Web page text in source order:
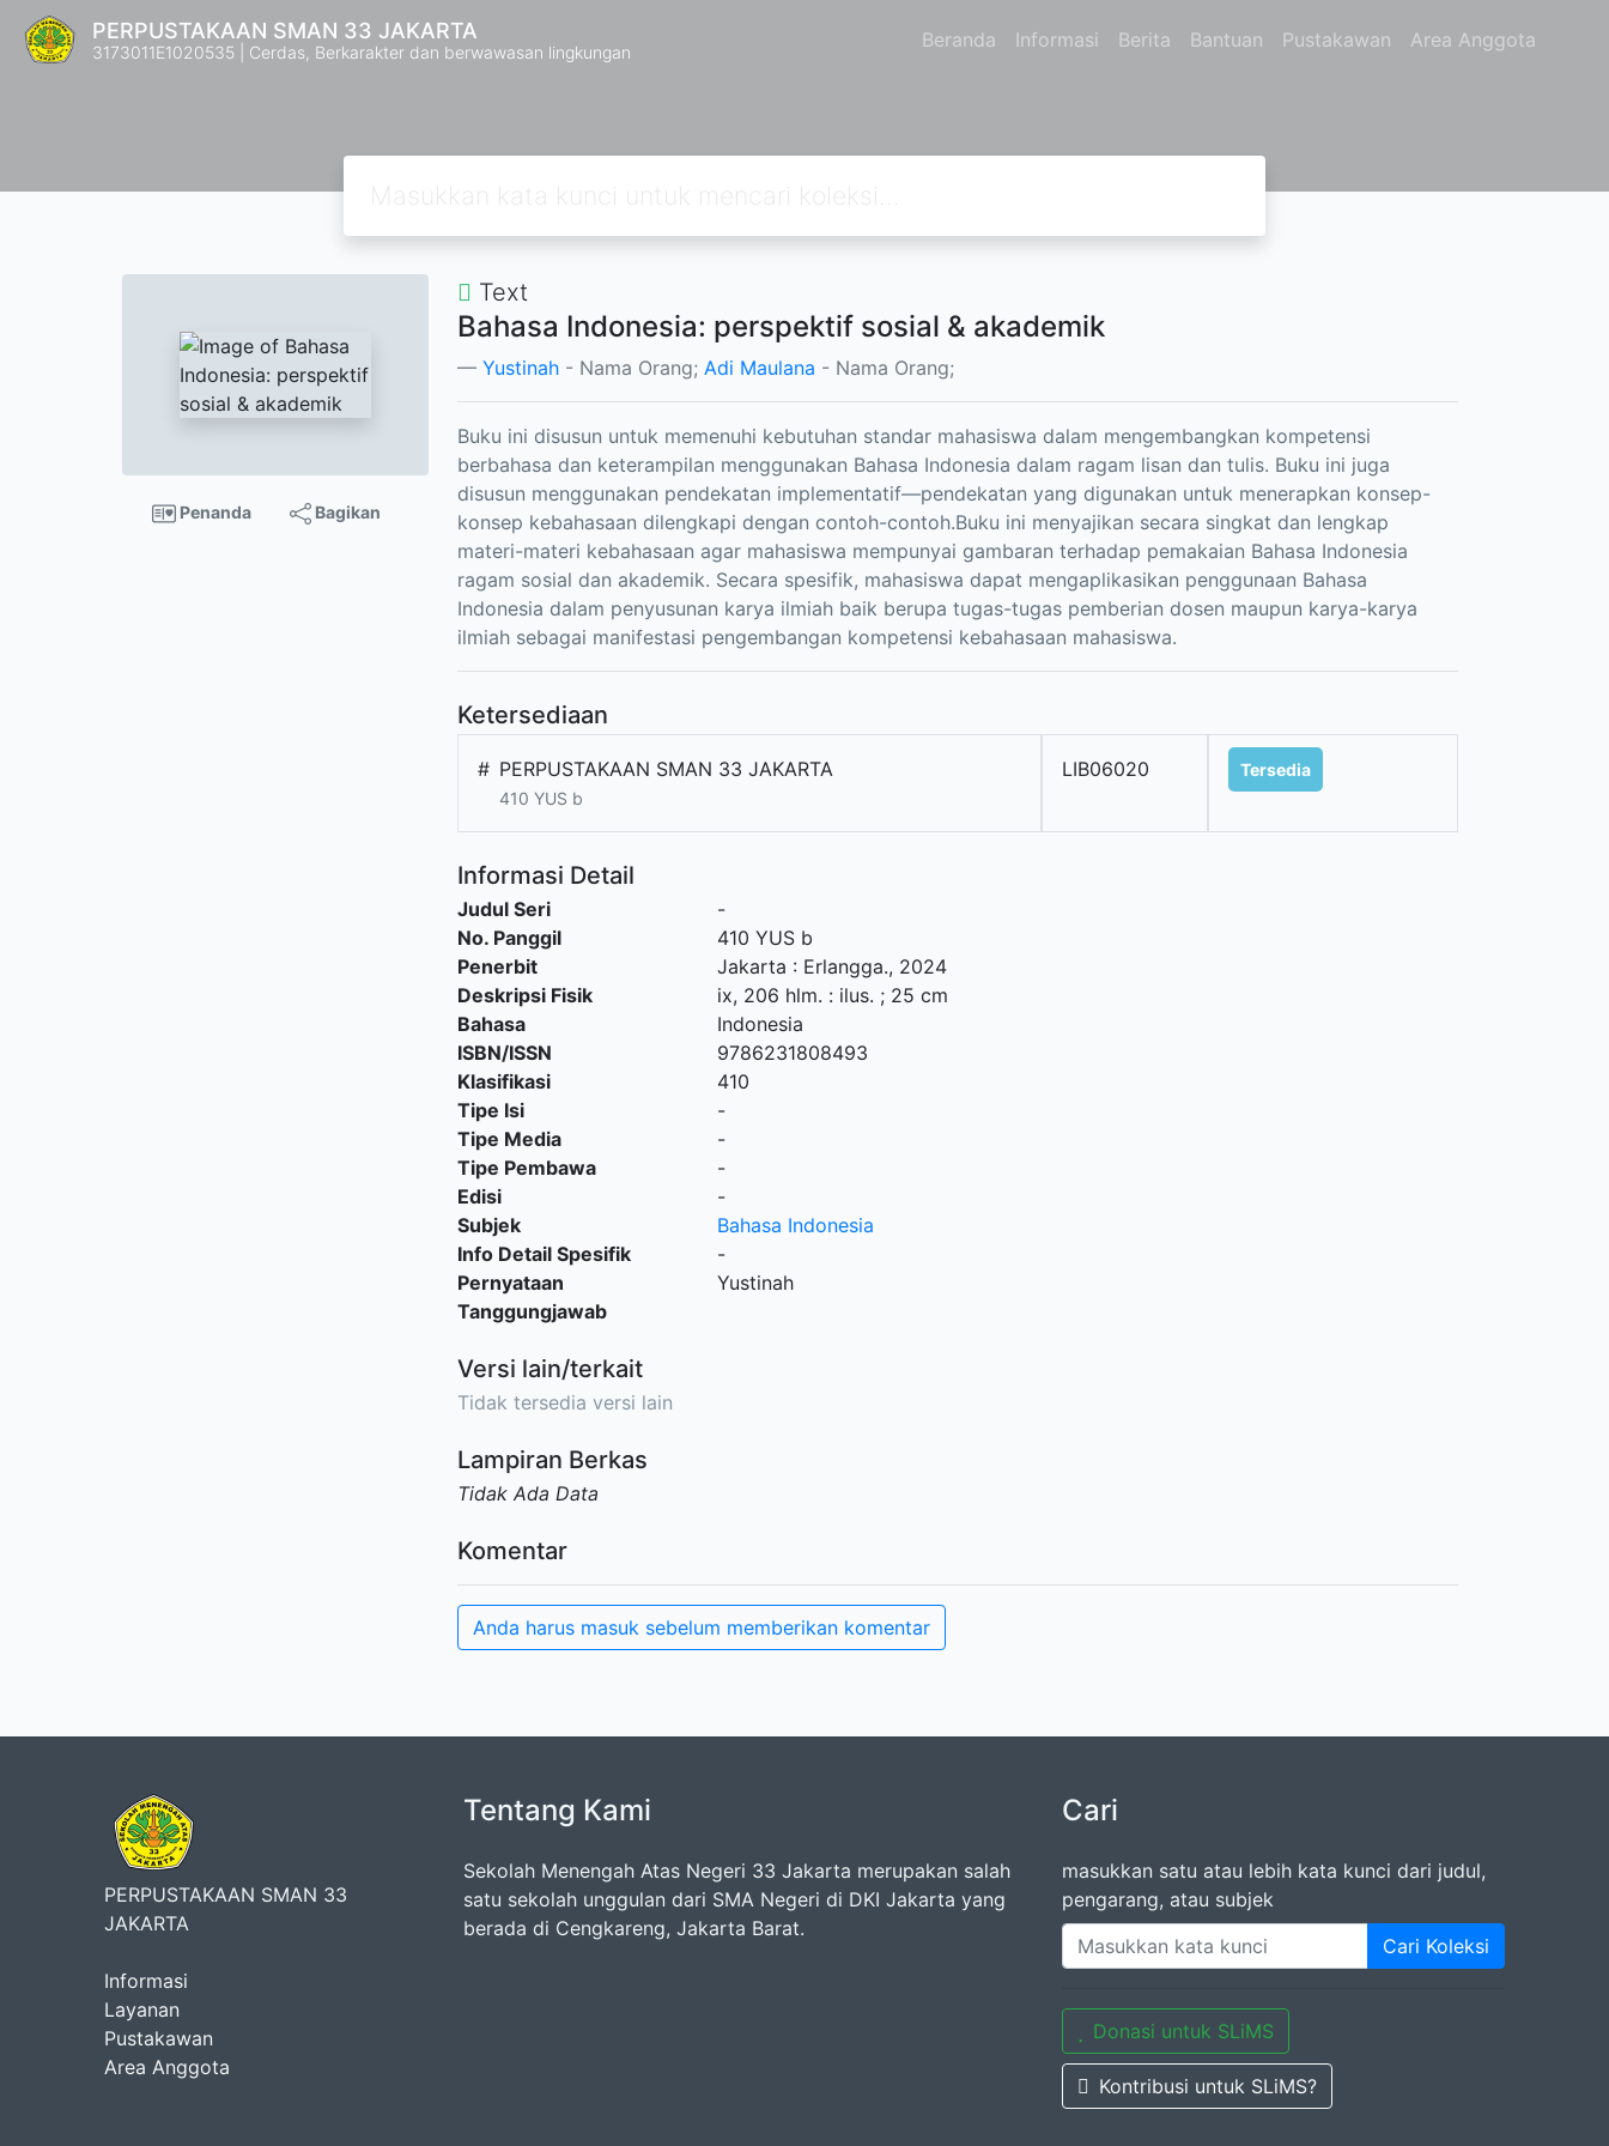
PERPUSTAKAAN SMAN 33 JAKARTA
3173011E1020535 | Cerdas, Berkarakter dan berwawasan lingkungan Beranda Informasi Berita Bantuan Pustakawan Area Anggota
Penanda Bagikan
Text
Bahasa Indonesia: perspektif sosial & akademik
Yustinah - Nama Orang; Adi Maulana - Nama Orang;
Buku ini disusun untuk memenuhi kebutuhan standar mahasiswa dalam mengembangkan kompetensi
berbahasa dan keterampilan menggunakan Bahasa Indonesia dalam ragam lisan dan tulis. Buku ini juga
disusun menggunakan pendekatan implementatif—pendekatan yang digunakan untuk menerapkan konsep-
konsep kebahasaan dilengkapi dengan contoh-contoh.Buku ini menyajikan secara singkat dan lengkap
materi-materi kebahasaan agar mahasiswa mempunyai gambaran terhadap pemakaian Bahasa Indonesia
ragam sosial dan akademik. Secara spesifik, mahasiswa dapat mengaplikasikan penggunaan Bahasa
Indonesia dalam penyusunan karya ilmiah baik berupa tugas-tugas pemberian dosen maupun karya-karya
ilmiah sebagai manifestasi pengembangan kompetensi kebahasaan mahasiswa.
Ketersediaan
# PERPUSTAKAAN SMAN 33 JAKARTA
410 YUS b
LIB06020 Tersedia
Informasi Detail
Judul Seri
-
No. Panggil
410 YUS b
Penerbit
Jakarta : Erlangga., 2024
Deskripsi Fisik
ix, 206 hlm. : ilus. ; 25 cm
Bahasa
Indonesia
ISBN/ISSN
9786231808493
Klasifikasi
410
Tipe Isi
-
Tipe Media
-
Tipe Pembawa
-
Edisi
-
Subjek
Bahasa Indonesia
Info Detail Spesifik
-
Pernyataan
Tanggungjawab
Yustinah
Versi lain/terkait
Tidak tersedia versi lain
Lampiran Berkas
Tidak Ada Data
Komentar
Anda harus masuk sebelum memberikan komentar
PERPUSTAKAAN SMAN 33
JAKARTA
Informasi
Layanan
Pustakawan
Area Anggota
Tentang Kami
Sekolah Menengah Atas Negeri 33 Jakarta merupakan salah
satu sekolah unggulan dari SMA Negeri di DKI Jakarta yang
berada di Cengkareng, Jakarta Barat.
Cari
masukkan satu atau lebih kata kunci dari judul,
pengarang, atau subjek
Cari Koleksi
Donasi untuk SLiMS
Kontribusi untuk SLiMS?